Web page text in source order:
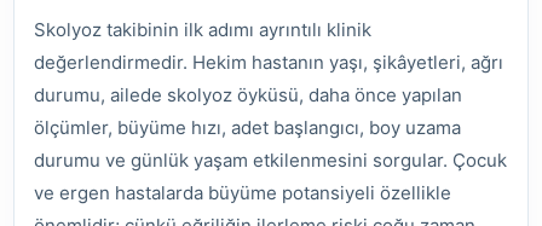
Skolyoz takibinin ilk adımı ayrıntılı klinik
değerlendirmedir. Hekim hastanın yaşı, şikâyetleri, ağrı
durumu, ailede skolyoz öyküsü, daha önce yapılan
ölçümler, büyüme hızı, adet başlangıcı, boy uzama
durumu ve günlük yaşam etkilenmesini sorgular. Çocuk
ve ergen hastalarda büyüme potansiyeli özellikle